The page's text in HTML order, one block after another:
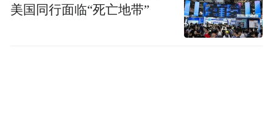
美国同行面临“死亡地带”